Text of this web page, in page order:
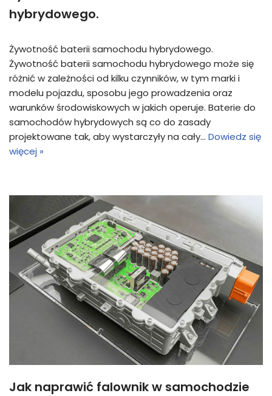
hybrydowego.
Żywotność baterii samochodu hybrydowego.
Żywotność baterii samochodu hybrydowego może się
różnić w zależności od kilku czynników, w tym marki i
modelu pojazdu, sposobu jego prowadzenia oraz
warunków środowiskowych w jakich operuje. Baterie do
samochodów hybrydowych są co do zasady
projektowane tak, aby wystarczyły na cały… Dowiedz się
więcej »
Jak naprawić falownik w samochodzie